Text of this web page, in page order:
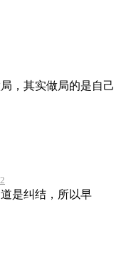
，其实做局的是自己
是纠结，所以早